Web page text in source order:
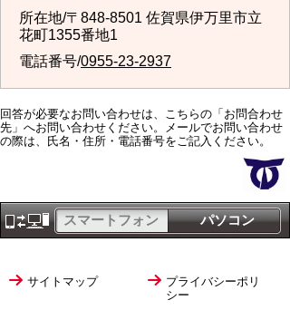
所在地/〒848-8501 佐賀県伊万里市立
花町1355番地1
電話番号/0955-23-2937
回答が必要なお問い合わせは、こちらの「お問合わせ
先」へお問い合わせください。メールでお問い合わせ
の際は、氏名・住所・電話番号をご記入ください。
パソコン
スマートフォン
サイトマップ
プライバシーポリ
シー